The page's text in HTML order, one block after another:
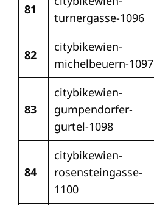
81
turnergasse-1096
82
citybikewien-
michelbeuern-1097
83
citybikewien-
gumpendorfer-
gurtel-1098
84
citybikewien-
rosensteingasse-
1100